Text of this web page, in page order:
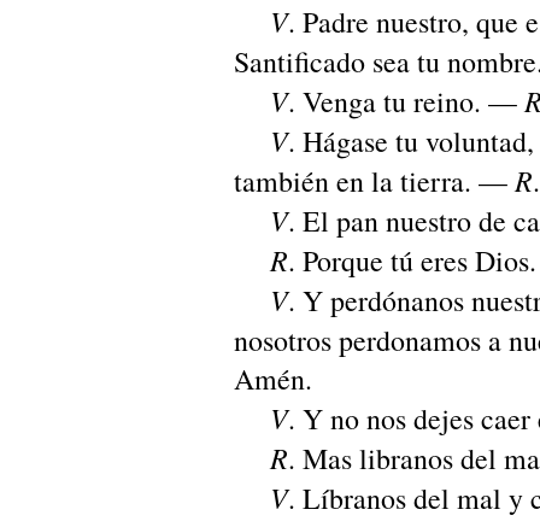
V. Padre nuestro, que
Santificado sea tu
V. Venga tu reino. —
V. Hágase tu
también en la tierra. —R
V. El pan nuestro de
R. Porque tú eres Dios.
V. Y perdónanos
nosotros perdonamos a
Amén.
V. Y no nos dejes
R. Mas libranos del
V. Líbranos del mal y